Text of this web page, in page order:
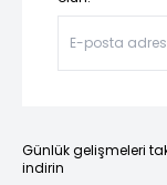
Günlük gelişmeleri
indirin